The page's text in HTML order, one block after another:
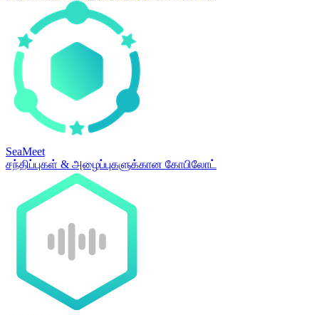
SeaMeet
சந்திப்புகள் & அழைப்புகளுக்கான கோபிலோட்